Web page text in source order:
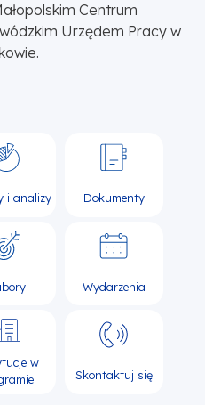
Centrum
Urzędem Pracy w
i analizy Dokumenty
Wydarzenia
w
Skontaktuj się